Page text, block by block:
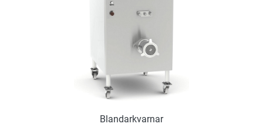
Blandarkvarnar